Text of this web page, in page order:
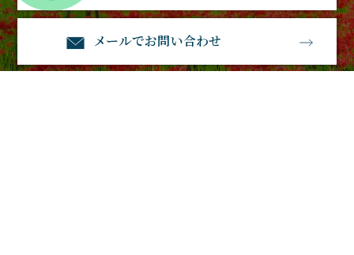
メールでお問い合わせ